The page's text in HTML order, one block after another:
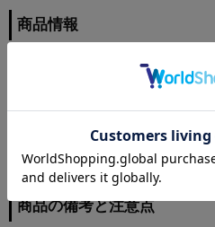
商品情報
幅430 奥行400
本体/オーク or
取手、ベース、
商品の備考と注意点